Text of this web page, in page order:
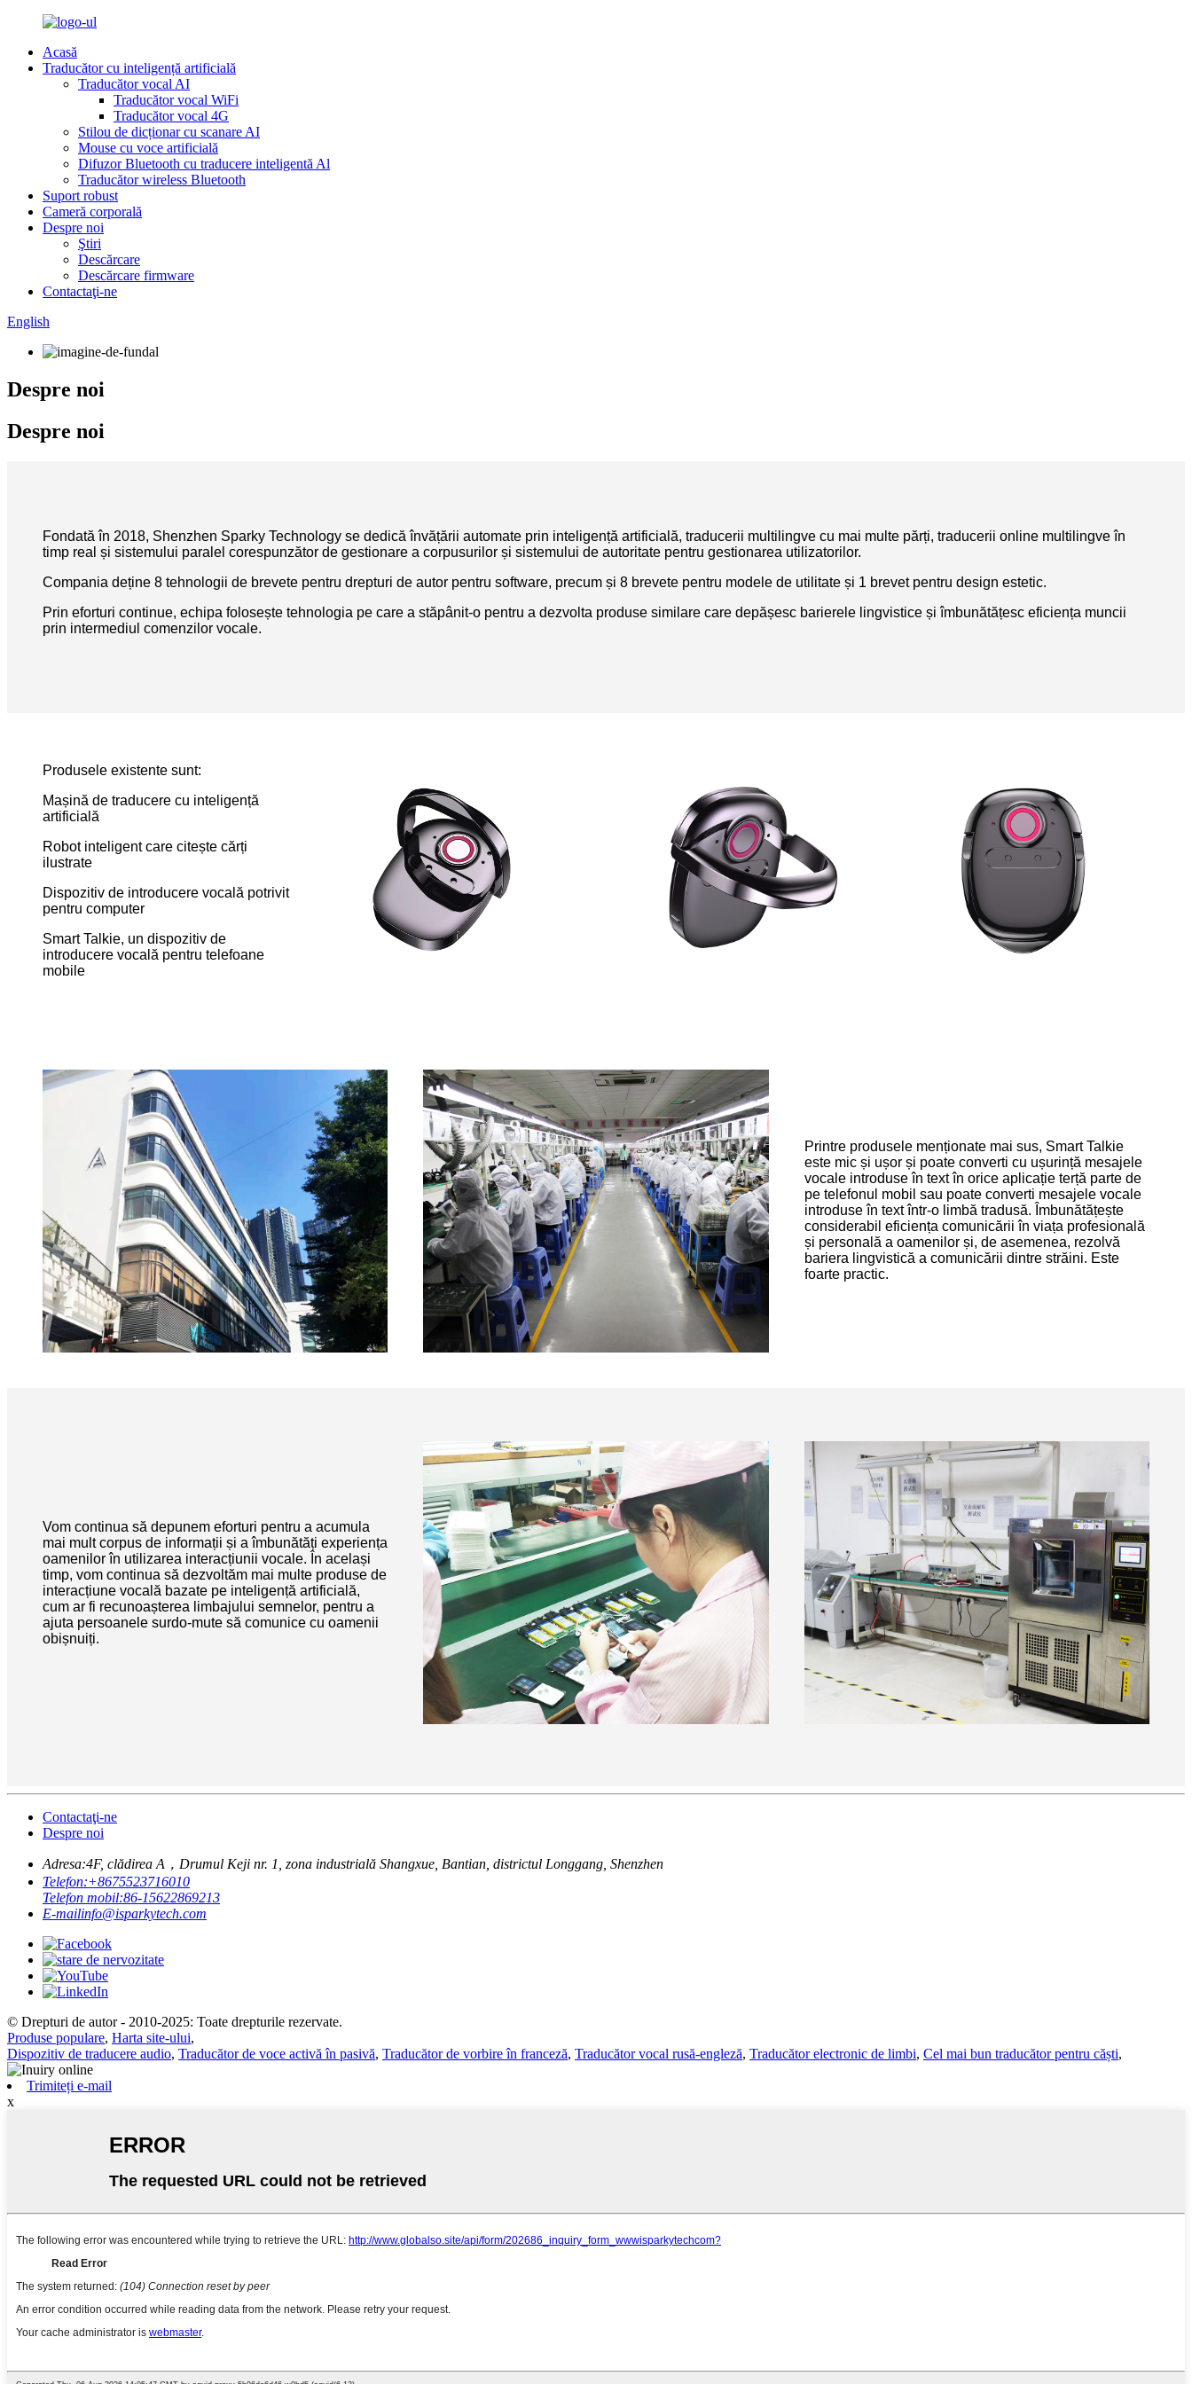
Acasă
Traducător cu inteligență artificială
Traducător vocal AI
Traducător vocal WiFi
Traducător vocal 4G
Stilou de dicționar cu scanare AI
Mouse cu voce artificială
Difuzor Bluetooth cu traducere inteligentă Al
Traducător wireless Bluetooth
Suport robust
Cameră corporală
Despre noi
Ştiri
Descărcare
Descărcare firmware
Contactaţi-ne
English
Despre noi
Despre noi
Fondată în 2018, Shenzhen Sparky Technology se dedică învățării automate prin inteligență artificială, traducerii multilingve cu mai multe părți, traducerii online multilingve în
timp real și sistemului paralel corespunzător de gestionare a corpusurilor și sistemului de autoritate pentru gestionarea utilizatorilor.
Compania deține 8 tehnologii de brevete pentru drepturi de autor pentru software, precum și 8 brevete pentru modele de utilitate și 1 brevet pentru design estetic.
Prin eforturi continue, echipa folosește tehnologia pe care a stăpânit-o pentru a dezvolta produse similare care depășesc barierele lingvistice și îmbunătățesc eficiența muncii
prin intermediul comenzilor vocale.
Produsele existente sunt:
Mașină de traducere cu inteligență
artificială
Robot inteligent care citește cărți
ilustrate
Dispozitiv de introducere vocală potrivit
pentru computer
Smart Talkie, un dispozitiv de
introducere vocală pentru telefoane
mobile
Printre produsele menționate mai sus, Smart Talkie
este mic și ușor și poate converti cu ușurință mesajele
vocale introduse în text în orice aplicație terță parte de
pe telefonul mobil sau poate converti mesajele vocale
introduse în text într-o limbă tradusă. Îmbunătățește
considerabil eficiența comunicării în viața profesională
și personală a oamenilor și, de asemenea, rezolvă
bariera lingvistică a comunicării dintre străini. Este
foarte practic.
Vom continua să depunem eforturi pentru a acumula
mai mult corpus de informații și a îmbunătăți experiența
oamenilor în utilizarea interacțiunii vocale. În același
timp, vom continua să dezvoltăm mai multe produse de
interacțiune vocală bazate pe inteligență artificială,
cum ar fi recunoașterea limbajului semnelor, pentru a
ajuta persoanele surdo-mute să comunice cu oamenii
obișnuiți.
Contactaţi-ne
Despre noi
Adresa:4F, clădirea A，Drumul Keji nr. 1, zona industrială Shangxue, Bantian, districtul Longgang, Shenzhen
Telefon:+8675523716010
Telefon mobil:86-15622869213
E-mailinfo@isparkytech.com
© Drepturi de autor - 2010-2025: Toate drepturile rezervate.
Produse populare, Harta site-ului,
Dispozitiv de traducere audio, Traducător de voce activă în pasivă, Traducător de vorbire în franceză, Traducător vocal rusă-engleză, Traducător electronic de limbi, Cel mai bun traducător pentru căști,
Trimiteți e-mail
x